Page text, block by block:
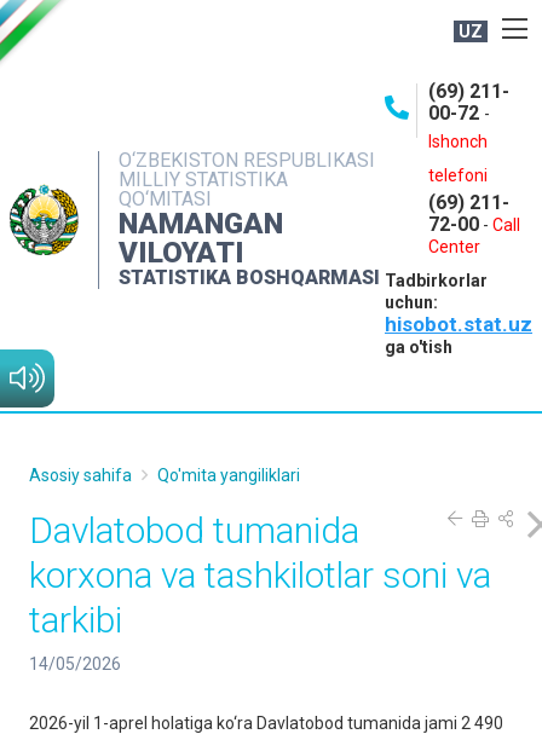
UZ
O‘ZBEKISTON RESPUBLIKASI
MILLIY STATISTIKA
QO‘MITASI
NAMANGAN
VILOYATI
STATISTIKA BOSHQARMASI
(69) 211-
00-72 -
Ishonch
telefoni
(69) 211-
72-00 - Call
Center
Tadbirkorlar
uchun:
hisobot.stat.uz
ga o'tish
NASHRLAR
INTERAKTIV XIZMATLAR
MATBUOT XIZMATI
MUROJAATLAR
Asosiy sahifa Qo'mita yangiliklari
Davlatobod tumanida
korxona va tashkilotlar soni va
tarkibi
14/05/2026
2026-yil 1-aprel holatiga ko‘ra Davlatobod tumanida jami 2 490